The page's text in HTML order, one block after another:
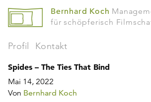
Bernhard Koch
für schöpferisch
Profil Kontakt
Spides – The Ties That Bind
Mai 14, 2022
Von Bernhard Koch